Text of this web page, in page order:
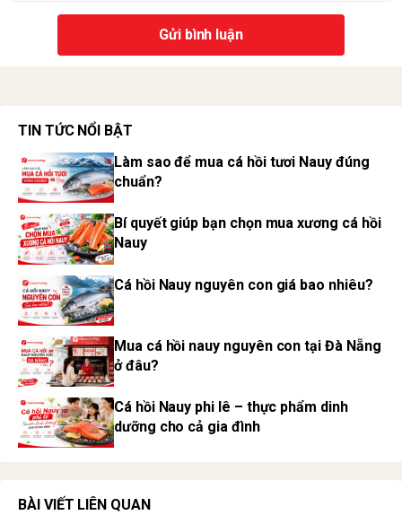
Gửi bình luận
TIN TỨC NỔI BẬT
Làm sao để mua cá hồi tươi Nauy đúng
chuẩn?
Bí quyết giúp bạn chọn mua xương cá hồi
Nauy
Cá hồi Nauy nguyên con giá bao nhiêu?
Mua cá hồi nauy nguyên con tại Đà Nẵng
ở đâu?
Cá hồi Nauy phi lê – thực phẩm dinh
dưỡng cho cả gia đình
BÀI VIẾT LIÊN QUAN